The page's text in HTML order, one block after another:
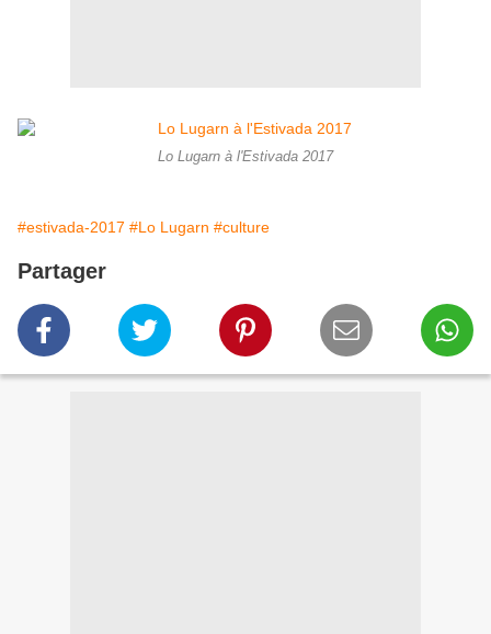
Lo Lugarn à l'Estivada 2017
#estivada-2017 #Lo Lugarn #culture
Partager